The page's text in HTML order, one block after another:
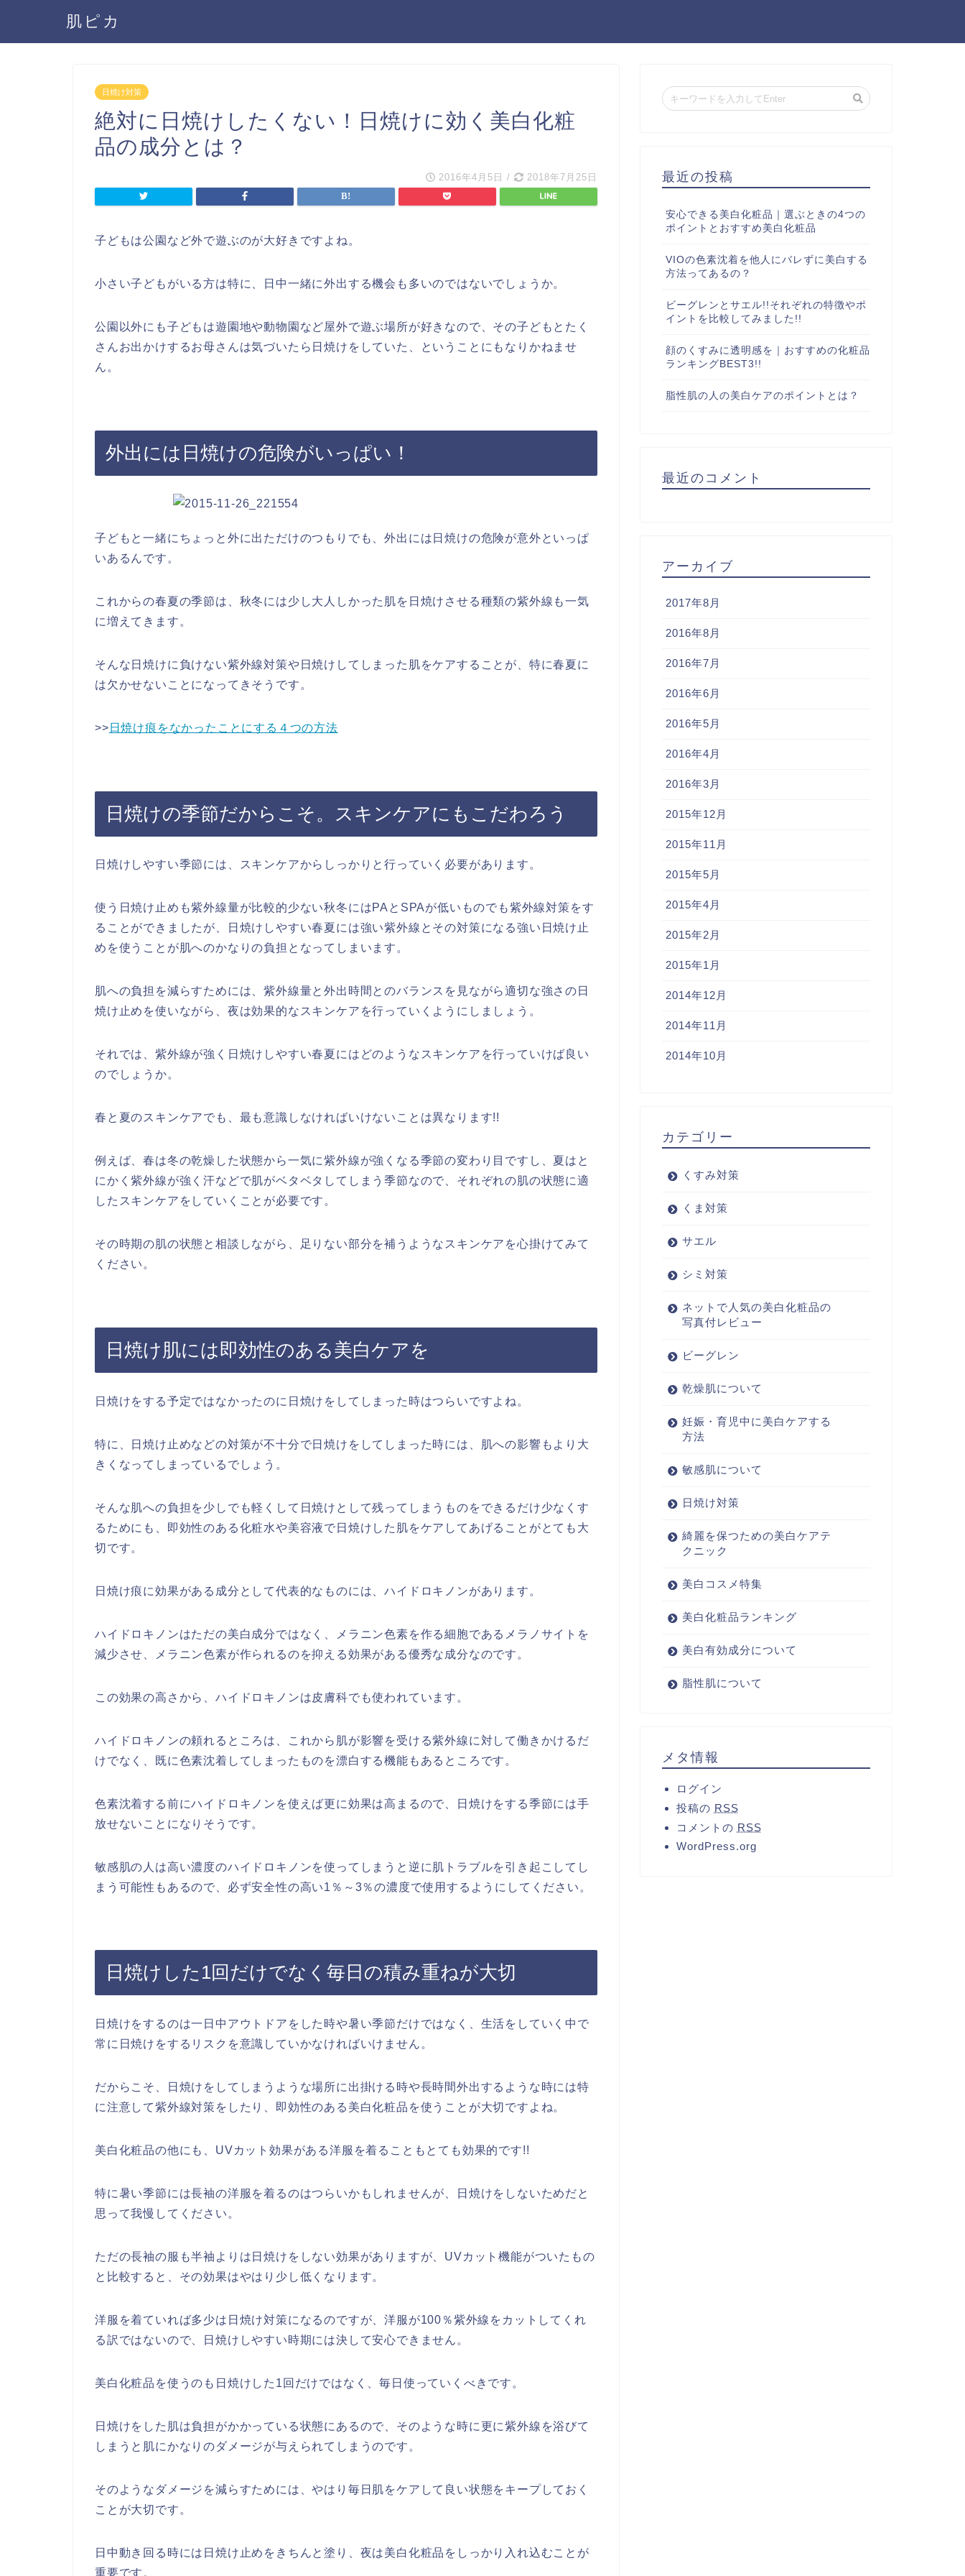
肌ピカ
日焼け対策
絶対に日焼けしたくない！日焼けに効く美白化粧
品の成分とは？
2016年4月5日 / 2018年7月25日
子どもは公園など外で遊ぶのが大好きですよね。
小さい子どもがいる方は特に、日中一緒に外出する機会も多いのではないでしょうか。
公園以外にも子どもは遊園地や動物園など屋外で遊ぶ場所が好きなので、その子どもとたく
さんお出かけするお母さんは気づいたら日焼けをしていた、ということにもなりかねませ
ん。
外出には日焼けの危険がいっぱい！
子どもと一緒にちょっと外に出ただけのつもりでも、外出には日焼けの危険が意外といっぱ
いあるんです。
これからの春夏の季節は、秋冬には少し大人しかった肌を日焼けさせる種類の紫外線も一気
に増えてきます。
そんな日焼けに負けない紫外線対策や日焼けしてしまった肌をケアすることが、特に春夏に
は欠かせないことになってきそうです。
>> 日焼け痕をなかったことにする４つの方法
日焼けの季節だからこそ。スキンケアにもこだわろう
日焼けしやすい季節には、スキンケアからしっかりと行っていく必要があります。
使う日焼け止めも紫外線量が比較的少ない秋冬にはPAとSPAが低いものでも紫外線対策をす
ることができましたが、日焼けしやすい春夏には強い紫外線とその対策になる強い日焼け止
めを使うことが肌へのかなりの負担となってしまいます。
肌への負担を減らすためには、紫外線量と外出時間とのバランスを見ながら適切な強さの日
焼け止めを使いながら、夜は効果的なスキンケアを行っていくようにしましょう。
それでは、紫外線が強く日焼けしやすい春夏にはどのようなスキンケアを行っていけば良い
のでしょうか。
春と夏のスキンケアでも、最も意識しなければいけないことは異なります!!
例えば、春は冬の乾燥した状態から一気に紫外線が強くなる季節の変わり目ですし、夏はと
にかく紫外線が強く汗などで肌がベタベタしてしまう季節なので、それぞれの肌の状態に適
したスキンケアをしていくことが必要です。
その時期の肌の状態と相談しながら、足りない部分を補うようなスキンケアを心掛けてみて
ください。
日焼け肌には即効性のある美白ケアを
日焼けをする予定ではなかったのに日焼けをしてしまった時はつらいですよね。
特に、日焼け止めなどの対策が不十分で日焼けをしてしまった時には、肌への影響もより大
きくなってしまっているでしょう。
そんな肌への負担を少しでも軽くして日焼けとして残ってしまうものをできるだけ少なくす
るためにも、即効性のある化粧水や美容液で日焼けした肌をケアしてあげることがとても大
切です。
日焼け痕に効果がある成分として代表的なものには、ハイドロキノンがあります。
ハイドロキノンはただの美白成分ではなく、メラニン色素を作る細胞であるメラノサイトを
減少させ、メラニン色素が作られるのを抑える効果がある優秀な成分なのです。
この効果の高さから、ハイドロキノンは皮膚科でも使われています。
ハイドロキノンの頼れるところは、これから肌が影響を受ける紫外線に対して働きかけるだ
けでなく、既に色素沈着してしまったものを漂白する機能もあるところです。
色素沈着する前にハイドロキノンを使えば更に効果は高まるので、日焼けをする季節には手
放せないことになりそうです。
敏感肌の人は高い濃度のハイドロキノンを使ってしまうと逆に肌トラブルを引き起こしてし
まう可能性もあるので、必ず安全性の高い1％～3％の濃度で使用するようにしてください。
日焼けした1回だけでなく毎日の積み重ねが大切
日焼けをするのは一日中アウトドアをした時や暑い季節だけではなく、生活をしていく中で
常に日焼けをするリスクを意識していかなければいけません。
だからこそ、日焼けをしてしまうような場所に出掛ける時や長時間外出するような時には特
に注意して紫外線対策をしたり、即効性のある美白化粧品を使うことが大切ですよね。
美白化粧品の他にも、UVカット効果がある洋服を着ることもとても効果的です!!
特に暑い季節には長袖の洋服を着るのはつらいかもしれませんが、日焼けをしないためだと
思って我慢してください。
ただの長袖の服も半袖よりは日焼けをしない効果がありますが、UVカット機能がついたもの
と比較すると、その効果はやはり少し低くなります。
洋服を着ていれば多少は日焼け対策になるのですが、洋服が100％紫外線をカットしてくれ
る訳ではないので、日焼けしやすい時期には決して安心できません。
美白化粧品を使うのも日焼けした1回だけではなく、毎日使っていくべきです。
日焼けをした肌は負担がかかっている状態にあるので、そのような時に更に紫外線を浴びて
しまうと肌にかなりのダメージが与えられてしまうのです。
そのようなダメージを減らすためには、やはり毎日肌をケアして良い状態をキープしておく
ことが大切です。
日中動き回る時には日焼け止めをきちんと塗り、夜は美白化粧品をしっかり入れ込むことが
重要です。
最近の投稿
安心できる美白化粧品｜選ぶときの4つの
ポイントとおすすめ美白化粧品
VIOの色素沈着を他人にバレずに美白する
方法ってあるの？
ビーグレンとサエル!!それぞれの特徴やポ
イントを比較してみました!!
顔のくすみに透明感を｜おすすめの化粧品
ランキングBEST3!!
脂性肌の人の美白ケアのポイントとは？
最近のコメント
アーカイブ
2017年8月
2016年8月
2016年7月
2016年6月
2016年5月
2016年4月
2016年3月
2015年12月
2015年11月
2015年5月
2015年4月
2015年2月
2015年1月
2014年12月
2014年11月
2014年10月
カテゴリー
くすみ対策
くま対策
サエル
シミ対策
ネットで人気の美白化粧品の
写真付レビュー
ビーグレン
乾燥肌について
妊娠・育児中に美白ケアする
方法
敏感肌について
日焼け対策
綺麗を保つための美白ケアテ
クニック
美白コスメ特集
美白化粧品ランキング
美白有効成分について
脂性肌について
メタ情報
ログイン
投稿の RSS
コメントの RSS
WordPress.org